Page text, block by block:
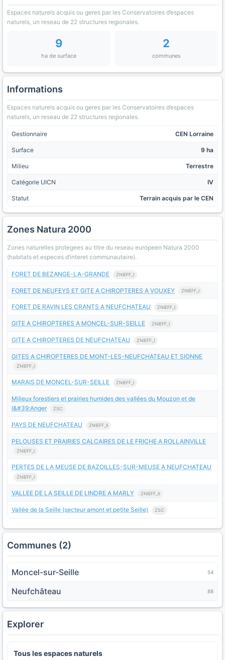
Espaces naturels acquis ou geres par les Conservatoires d’espaces
naturels, un reseau de 22 structures regionales.
9
ha de surface
2
communes
Informations
Espaces naturels acquis ou geres par les Conservatoires d’espaces
naturels, un reseau de 22 structures regionales.
Gestionnaire CEN Lorraine
Surface 9 ha
Milieu Terrestre
Catégorie UICN IV
Statut Terrain acquis par le CEN
Zones Natura 2000
Zones naturelles protegees au titre du reseau europeen Natura 2000
(habitats et especes d’interet communautaire).
FORET DE BEZANGE-LA-GRANDE ZNIEFF_I
FORET DE NEUFEYS ET GITE A CHIROPTERES A VOUXEY ZNIEFF_I
FORET DE RAVIN LES CRANTS A NEUFCHATEAU ZNIEFF_I
GITE A CHIROPTERES A MONCEL-SUR-SEILLE ZNIEFF_I
GITE A CHIROPTERES DE NEUFCHATEAU ZNIEFF_I
GITES A CHIROPTERES DE MONT-LES-NEUFCHATEAU ET SIONNE
ZNIEFF_I
MARAIS DE MONCEL-SUR-SEILLE ZNIEFF_I
Milieux forestiers et prairies humides des vallées du Mouzon et de
l&#39;Anger
ZSC
PAYS DE NEUFCHATEAU ZNIEFF_II
PELOUSES ET PRAIRIES CALCAIRES DE LE FRICHE A ROLLAINVILLE
ZNIEFF_I
PERTES DE LA MEUSE DE BAZOILLES-SUR-MEUSE A NEUFCHATEAU
ZNIEFF_I
VALLEE DE LA SEILLE DE LINDRE A MARLY ZNIEFF_II
Vallée de la Seille (secteur amont et petite Seille) ZSC
Communes (2)
Moncel-sur-Seille 54
Neufchâteau 88
Explorer
Tous les espaces naturels